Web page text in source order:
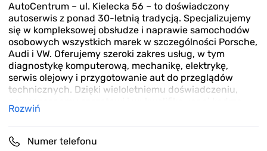
AutoCentrum – ul. Kielecka 56 – to doświadczony
autoserwis z ponad 30-letnią tradycją. Specjalizujemy
się w kompleksowej obsłudze i naprawie samochodów
osobowych wszystkich marek w szczególności Porsche,
Audi i VW. Oferujemy szeroki zakres usług, w tym
diagnostykę komputerową, mechanikę, elektrykę,
serwis olejowy i przygotowanie aut do przeglądów
technicznych. Dzięki wieloletniemu doświadczeniu,
zapewniamy rzetelną i szybką obsługę. Zaufaj
sprawnie działającego auta.
Rozwiń
Numer telefonu